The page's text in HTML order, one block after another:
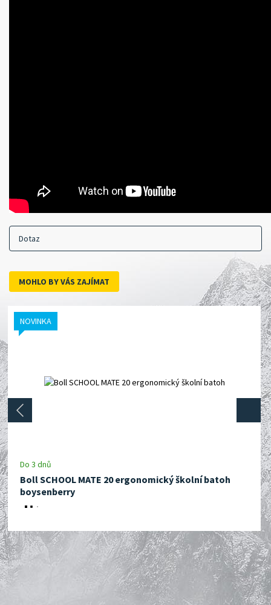
Dotaz
MOHLO BY VÁS ZAJÍMAT
NOVINKA
Do 3 dnů
Boll SCHOOL MATE 20 ergonomický školní batoh
boysenberry
prev